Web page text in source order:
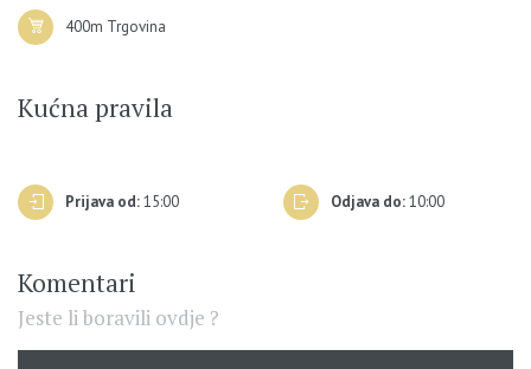
400m Trgovina
Kućna pravila
Prijava od:15:00 Odjava do:10:00
Komentari
Jeste li boravili ovdje ?